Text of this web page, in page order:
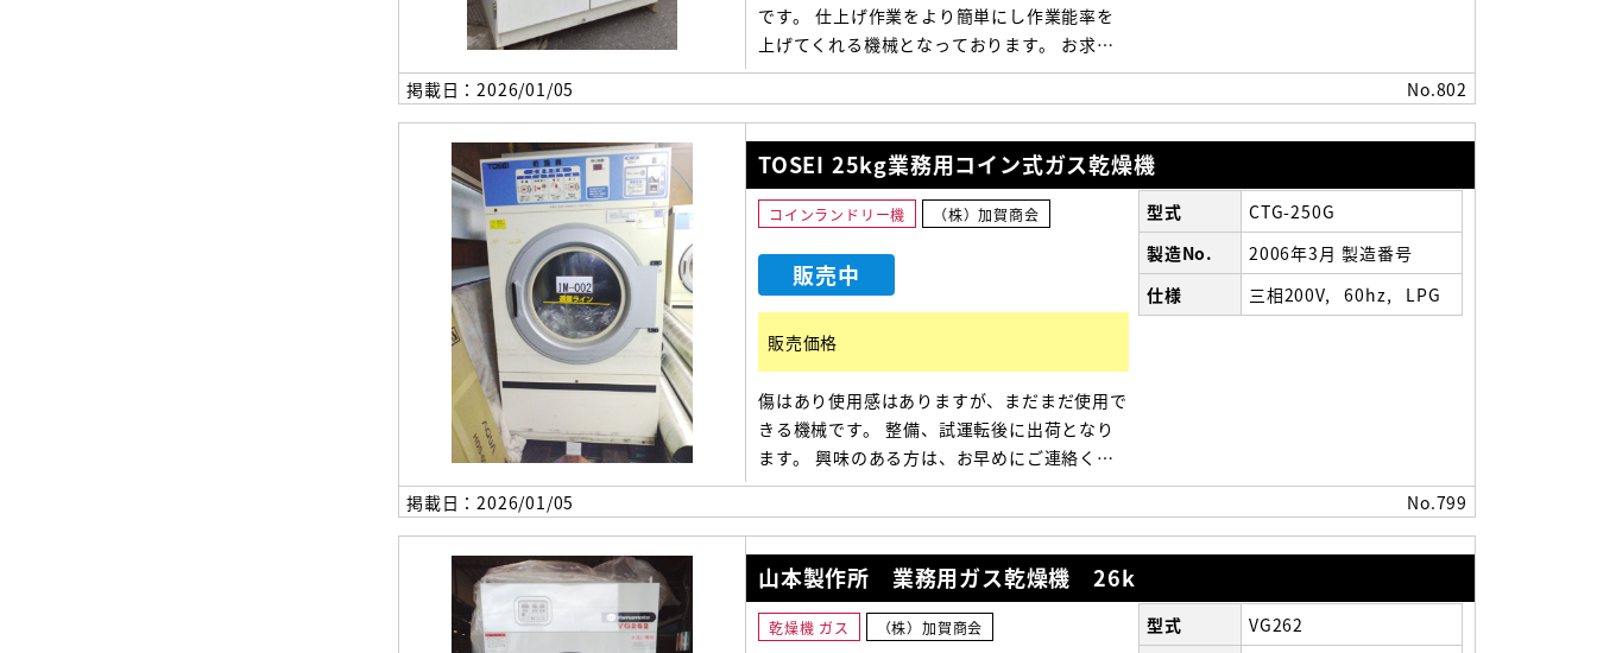
です。 仕上げ作業をより簡単にし作業能率を
上げてくれる機械となっております。 お求め
の際は整備清掃動作チェックなどを済ませてか
らの出荷になります。 是非一度お問い合わせ
ください。 1300(幅)×1660(奥行)×1920(高
さ)
掲載日：2026/01/05 No.802
TOSEI 25kg業務用コイン式ガス乾燥機
コインランドリー機 （株）加賀商会
販売中
販売価格
傷はあり使用感はありますが、まだまだ使用で
きる機械です。 整備、試運転後に出荷となり
ます。 興味のある方は、お早めにご連絡くだ
さい。 1000(幅)×1255(奥行)×1790(高さ)
型式
CTG-250G
製造No.
2006年3月 製造番号
仕様
三相200V 60hz LPG
掲載日：2026/01/05 No.799
山本製作所 業務用ガス乾燥機 26k
乾燥機 ガス （株）加賀商会 型式 VG262